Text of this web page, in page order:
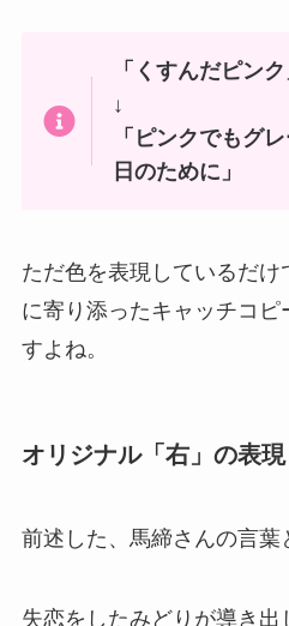
「くすんだピンク
↓
「ピンクでもグ
日のために」
ただ色を表現しているだけ
に寄り添ったキャッチコ
すよね。
オリジナル「右」の表現
前述した、馬締さんの言葉
失恋をしたみどりが導き出